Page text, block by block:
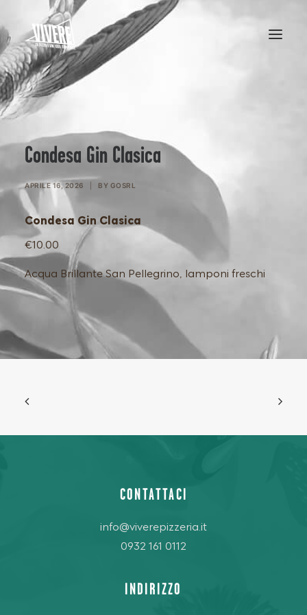
HOME
MENU
Condesa Gin Clasica
APRILE 16, 2026 BY GOSRL
Condesa Gin Clasica
€10.00
Acqua Brillante San Pellegrino, lamponi freschi
CONTATTACI
info@viverepizzeria.it
0932 161 0112
INDIRIZZO